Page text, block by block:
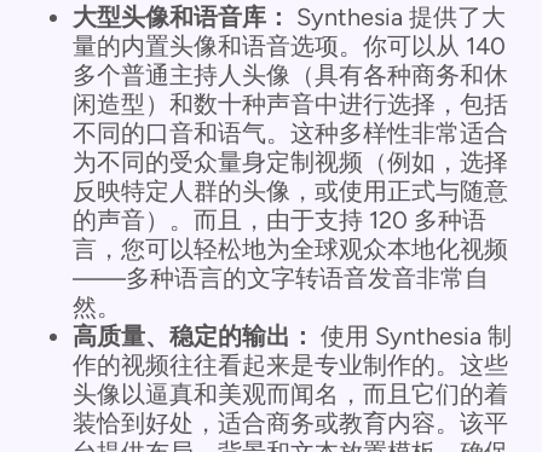
大型头像和语音库： Synthesia 提供了大
量的内置头像和语音选项。你可以从 140
多个普通主持人头像（具有各种商务和休
闲造型）和数十种声音中进行选择，包括
不同的口音和语气。这种多样性非常适合
为不同的受众量身定制视频（例如，选择
反映特定人群的头像，或使用正式与随意
的声音）。而且，由于支持 120 多种语
言，您可以轻松地为全球观众本地化视频
——多种语言的文字转语音发音非常自
然。
高质量、稳定的输出： 使用 Synthesia 制
作的视频往往看起来是专业制作的。这些
头像以逼真和美观而闻名，而且它们的着
装恰到好处，适合商务或教育内容。该平